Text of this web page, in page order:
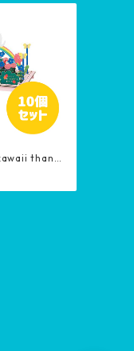
thank
［生産終了